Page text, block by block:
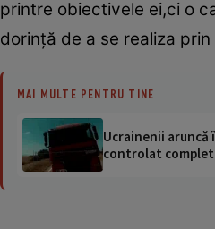
printre obiectivele ei,ci o
dorinţă de a se realiza
MAI MULTE PENTRU TINE
Ucrainenii aruncă
controlat complet